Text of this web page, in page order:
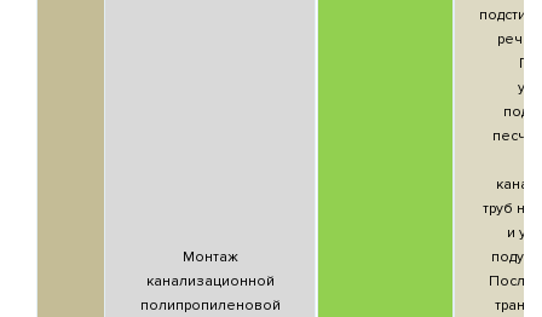
Монтаж
канализационной
полипропиленовой
труб
и